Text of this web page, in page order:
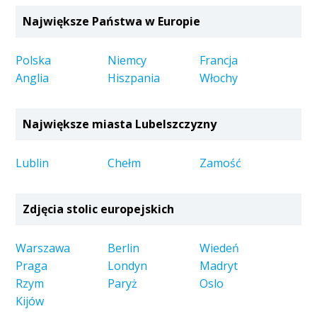
Największe Państwa w Europie
Polska Niemcy
Francja
Anglia
Hiszpania Włochy
Największe miasta Lubelszczyzny
Lublin Chełm Zamość
Zdjęcia stolic europejskich
Warszawa Berlin
Wiedeń
Praga
Londyn
Madryt
Rzym
Paryż
Oslo
Kijów